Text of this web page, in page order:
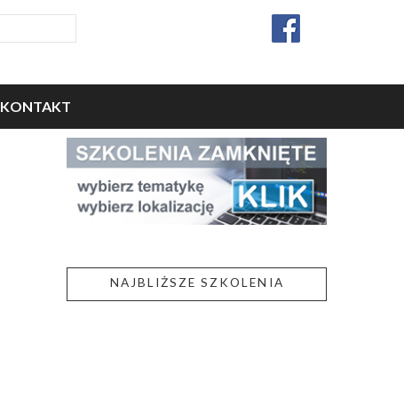
KONTAKT
NAJBLIŻSZE SZKOLENIA